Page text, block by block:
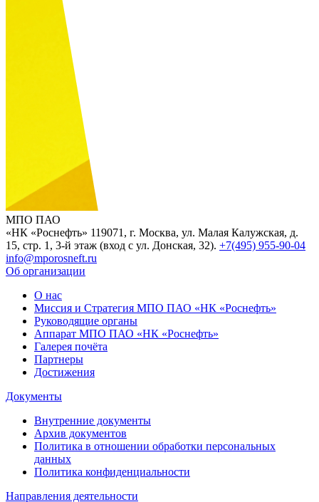
МПО ПАО
«НК «Роснефть» 119071, г. Москва, ул. Малая Калужская, д.
15, стр. 1, 3-й этаж (вход с ул. Донская, 32). +7(495) 955-90-04
info@mporosneft.ru
Об организации
О нас
Миссия и Стратегия МПО ПАО «НК «Роснефть»
Руководящие органы
Аппарат МПО ПАО «НК «Роснефть»
Галерея почёта
Партнеры
Достижения
Документы
Внутренние документы
Архив документов
Политика в отношении обработки персональных
данных
Политика конфиденциальности
Направления деятельности